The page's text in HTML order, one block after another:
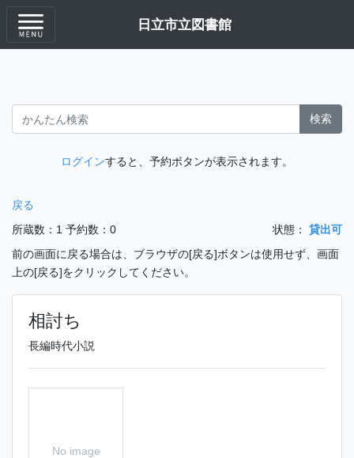
日立市立図書館
検索
ログインすると、予約ボタンが表示されます。
戻る
所蔵数：1 予約数：0 状態：
貸出可
前の画面に戻る場合は、ブラウザの[戻る]ボタンは使用せず、画面
上の[戻る]をクリックしてください。
相討ち
長編時代小説
No image